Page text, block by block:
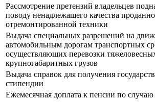
Рассмотрение претензий владельцев
поводу ненадлежащего качества
отремонтированной техники
Выдача специальных разрешений на
автомобильным дорогам транспортных
осуществляющих перевозки
крупногабаритных грузов
Выдача справок для получения
стипендии
Ежемесячная доплата к пенсии по